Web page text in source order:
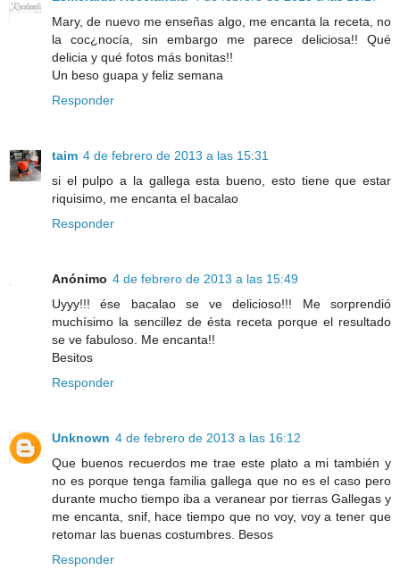
Mary, de nuevo me enseñas algo, me encanta la receta, no
la coc¿nocía, sin embargo me parece deliciosa!! Qué
delicia y qué fotos más bonitas!!
Un beso guapa y feliz semana
Responder
taim 4 de febrero de 2013 a las 15:31
si el pulpo a la gallega esta bueno, esto tiene que estar
riquisimo, me encanta el bacalao
Responder
Anónimo 4 de febrero de 2013 a las 15:49
Uyyy!!! ése bacalao se ve delicioso!!! Me sorprendió
muchísimo la sencillez de ésta receta porque el resultado
se ve fabuloso. Me encanta!!
Besitos
Responder
Unknown 4 de febrero de 2013 a las 16:12
Que buenos recuerdos me trae este plato a mi también y
no es porque tenga familia gallega que no es el caso pero
durante mucho tiempo iba a veranear por tierras Gallegas y
me encanta, snif, hace tiempo que no voy, voy a tener que
retomar las buenas costumbres. Besos
Responder